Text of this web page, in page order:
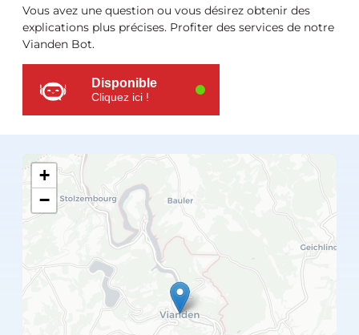
supplémentaires
Vous avez une question ou vous désirez obtenir des
explications plus précises. Profiter des services de notre
Vianden Bot.
Disponible
Cliquez ici !
+
−